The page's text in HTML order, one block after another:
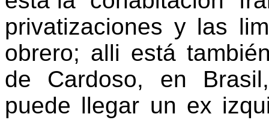
privatizaciones y las
obrero; alli está
de Cardoso, en
puede llegar un ex